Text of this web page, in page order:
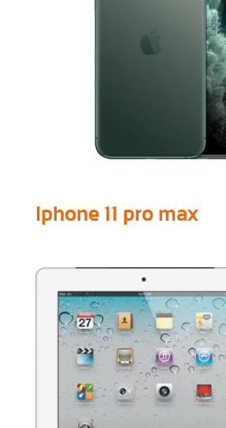
Iphone 11 pro max